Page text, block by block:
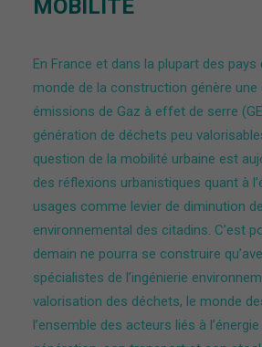
MOBILITE
En France et dans la plupart des pays
monde de la construction génère une
émissions de Gaz à effet de serre
génération de déchets peu
question de la mobilité urbaine est
des réflexions urbanistiques quant à
usages comme levier de diminution
environnemental des citadins. C’est
demain ne pourra se construire
spécialistes de l’ingénierie
valorisation des déchets, le monde
l’ensemble des acteurs liés à